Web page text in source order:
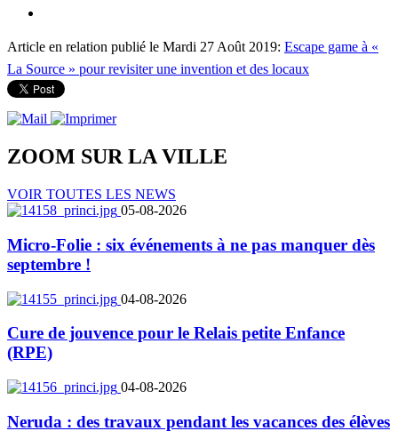
Article en relation publié le Mardi 27 Août 2019: Escape game à «
La Source » pour revisiter une invention et des locaux
ZOOM SUR LAVILLE
VOIR TOUTES LES NEWS
05-08-2026
Micro-Folie : six événements à ne pas manquer dès
septembre !
04-08-2026
Cure de jouvence pour le Relais petite Enfance
(RPE)
04-08-2026
Neruda : des travaux pendant les vacances des élèves